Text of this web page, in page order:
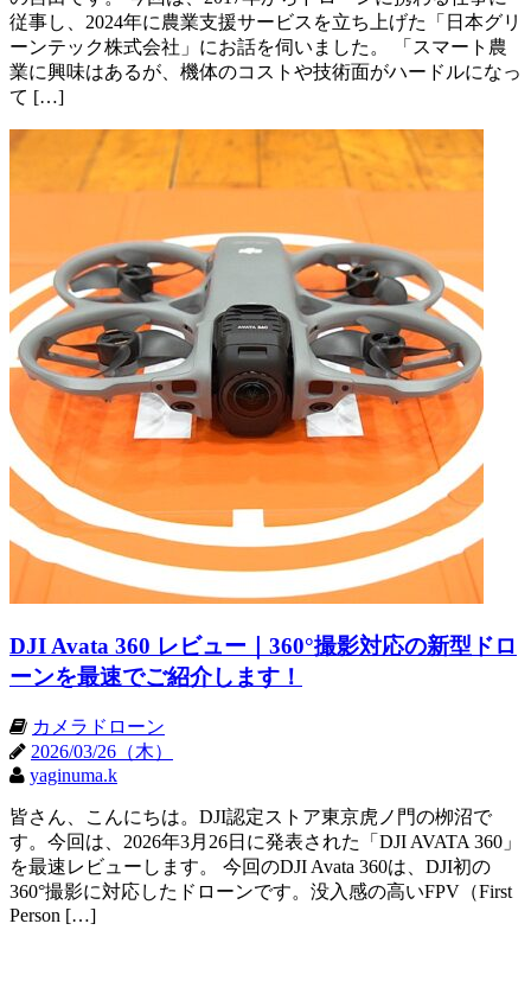
従事し、2024年に農業支援サービスを立ち上げた「日本グリ
ーンテック株式会社」にお話を伺いました。 「スマート農
業に興味はあるが、機体のコストや技術面がハードルになっ
て […]
DJI Avata 360 レビュー｜360°撮影対応の新型ドロ
ーンを最速でご紹介します！
カメラドローン
2026/03/26（木）
yaginuma.k
皆さん、こんにちは。DJI認定ストア東京虎ノ門の栁沼で
す。今回は、2026年3月26日に発表された「DJI AVATA 360」
を最速レビューします。 今回のDJI Avata 360は、DJI初の
360°撮影に対応したドローンです。没入感の高いFPV（First
Person […]